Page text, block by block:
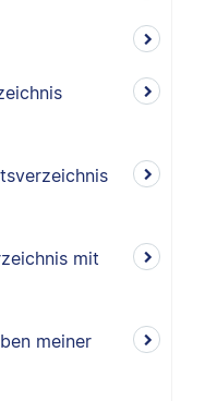
mit
meiner